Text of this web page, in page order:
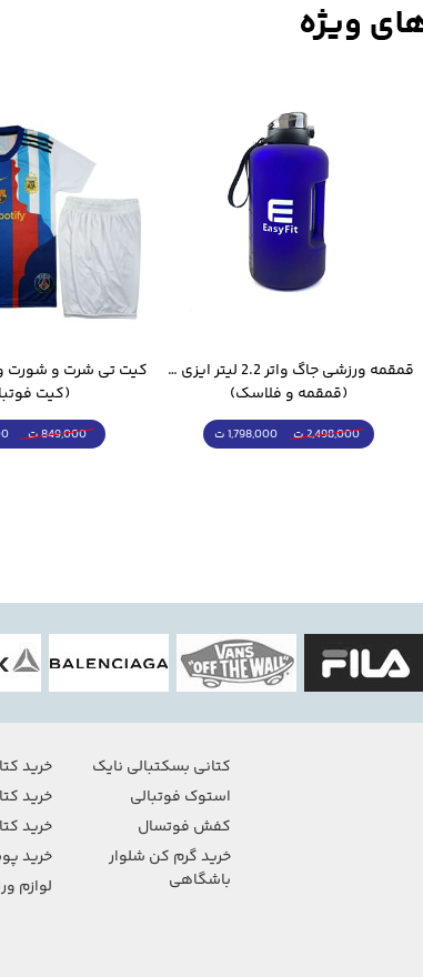
کیت تی شرت و شورت ورزشی منتخب مسی
(کیت فوتبالی)
849,000 ت 798,000 ت
(کرمکن
5,498,000 ت
کتانی بسکتبالی نایک
استوک فوتبالی
کفش فوتسال
خرید گرم کن شلوار
باشگاهی
خرید
خرید
خرید
خرید
لوازم